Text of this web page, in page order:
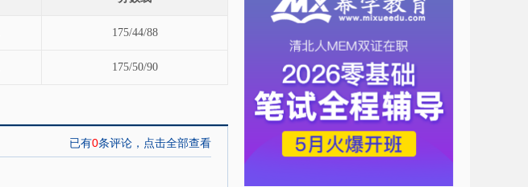
175/44/88
175/50/90